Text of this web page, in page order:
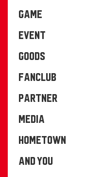
GAME
EVENT
GOODS
FANCLUB
PARTNER
MEDIA
HOMETOWN
AND YOU